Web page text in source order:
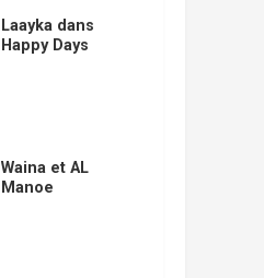
Laayka dans
Happy Days
Waina et AL
Manoe